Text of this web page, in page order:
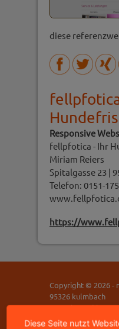
Diese Seite nutzt
diese
Responsive
fellpfotica - Ihr
Miriam Reiers
Spitalgasse 23 |
Telefon: 0151-
https://
Copyright © 2026 -
95326 kulmbach
home|